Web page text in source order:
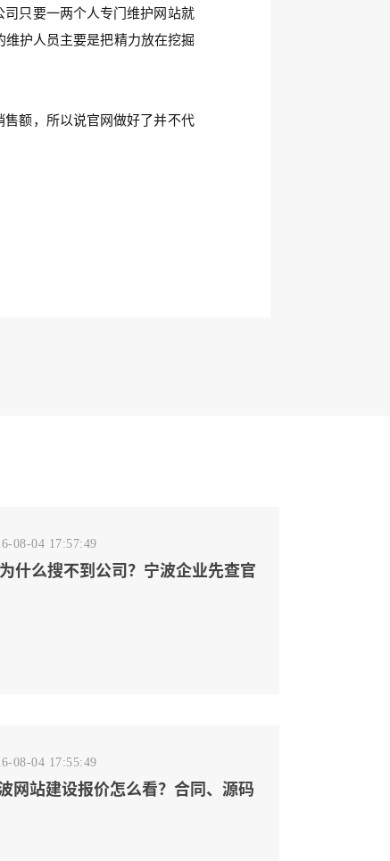
只要一两个人专门维护网站就
护人员主要是把精力放在挖掘
额，所以说官网做好了并不代
08-04 17:57:49
什么搜不到公司？宁波企业先查官
08-04 17:55:49
网站建设报价怎么看？合同、源码